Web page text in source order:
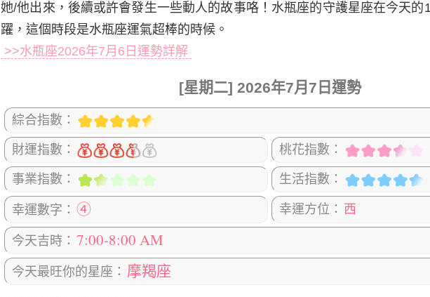
她/他出來，後續或許會發生一些動人的故事咯！水瓶座的守護星座在今天的
躍，這個時段是水瓶座運氣超棒的時候。
>>水瓶座2026年7月6日運勢詳解
[星期二] 2026年7月7日運勢
綜合指數：
財運指數： 桃花指數：
事業指數： 生活指數：
幸運數字： ④ 幸運方位： 西
今天吉時： 7:00-8:00 AM
今天最旺你的星座： 摩羯座